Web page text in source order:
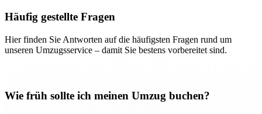
Häufig gestellte Fragen
Hier finden Sie Antworten auf die häufigsten Fragen rund um
unseren Umzugsservice – damit Sie bestens vorbereitet sind.
Wie früh sollte ich meinen Umzug buchen?